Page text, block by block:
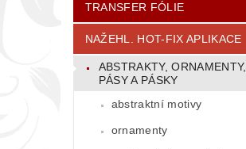
BAREVNICE KAMENŮ
CENÍK DOPRAVY
TRANSFER FÓLIE
NAŽEHL. HOT-FIX APLIKACE
ABSTRAKTY, ORNAMENTY,
PÁSY A PÁSKY
abstraktní motivy
ornamenty